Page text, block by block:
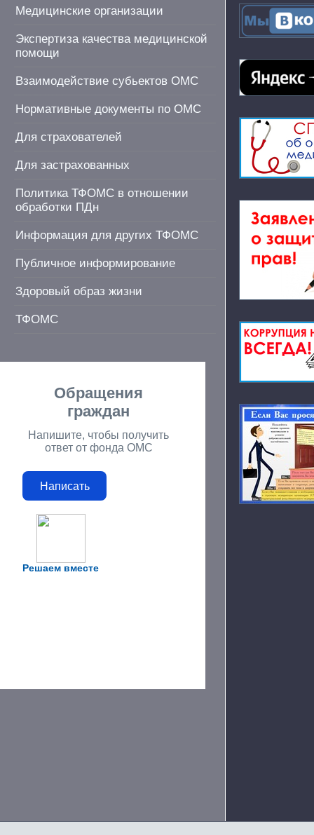
Медицинские организации
Экспертиза качества медицинской
помощи
Взаимодействие субьектов ОМС
Нормативные документы по ОМС
Для страхователей
Для застрахованных
Политика ТФОМС в отношении
обработки ПДн
Информация для других ТФОМС
Публичное информирование
Здоровый образ жизни
ТФОМС
Решаем вместе
Обращения
граждан
Напишите, чтобы получить
ответ от фонда ОМС
Написать